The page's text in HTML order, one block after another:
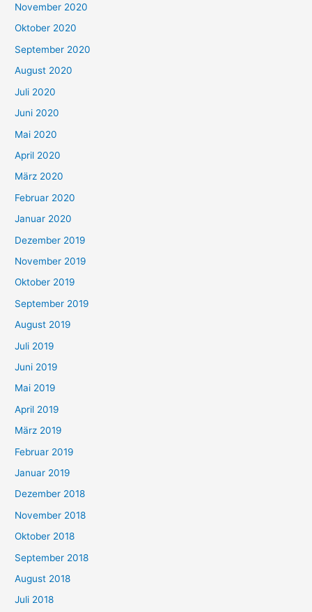
November 2020
Oktober 2020
September 2020
August 2020
Juli 2020
Juni 2020
Mai 2020
April 2020
März 2020
Februar 2020
Januar 2020
Dezember 2019
November 2019
Oktober 2019
September 2019
August 2019
Juli 2019
Juni 2019
Mai 2019
April 2019
März 2019
Februar 2019
Januar 2019
Dezember 2018
November 2018
Oktober 2018
September 2018
August 2018
Juli 2018